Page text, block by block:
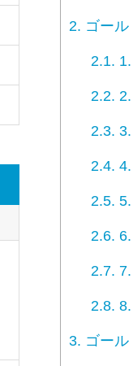
2. ゴー
2.1.
2.2.
2.3.
2.4.
2.5.
2.6.
2.7.
2.8.
3. ゴー